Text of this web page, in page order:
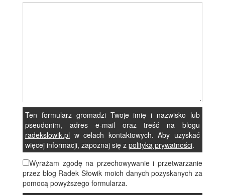
Ten formularz gromadzi Twoje imię i nazwisko lub
pseudonim, adres e-mail oraz treść na blogu
radekslowik.pl w celach kontaktowych. Aby uzyskać
więcej informacji, zapoznaj się z polityką prywatności.
Wyrażam zgodę na przechowywanie i przetwarzanie
przez blog Radek Słowik moich danych pozyskanych za
pomocą powyższego formularza.